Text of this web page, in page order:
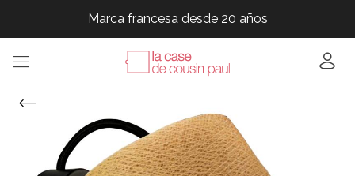
Marca francesa desde 20 años
Marca francesa desde 20 años
Marca francesa desde 20 años